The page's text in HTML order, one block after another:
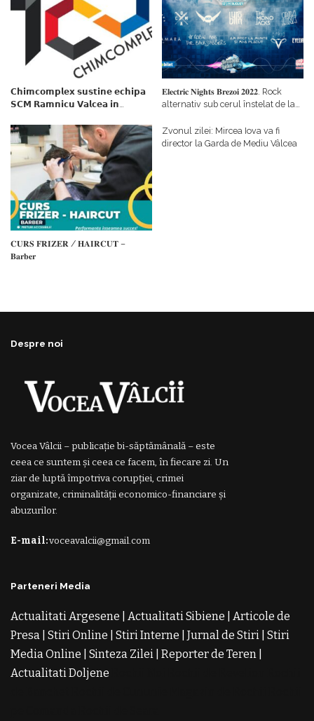
𝗖𝗵𝗶𝗺𝗰𝗼𝗺𝗽𝗹𝗲𝘅 𝘀𝘂𝘀𝘁𝗶𝗻𝗲 𝗲𝗰𝗵𝗶𝗽𝗮
𝗦𝗖𝗠 𝗥𝗮𝗺𝗻𝗶𝗰𝘂 𝗩𝗮𝗹𝗰𝗲𝗮 𝗶𝗻
𝗳𝗶𝗻𝗮𝗻𝘁𝗮𝘁𝗼𝗿
𝐄𝐥𝐞𝐜𝐭𝐫𝐢𝐜 𝐍𝐢𝐠𝐡𝐭𝐬 𝐁𝐫𝐞𝐳𝐨𝐢 𝟐𝟎𝟐𝟐. Rock
alternativ sub cerul înstelat de la
𝐂𝐔𝐑𝐒 𝐅𝐑𝐈𝐙𝐄𝐑 / 𝐇𝐀𝐈𝐑𝐂𝐔𝐓 –
𝐁𝐚𝐫𝐛𝐞𝐫
Zvonul zilei: Mircea Iova va fi
director la Garda de Mediu Vâlcea
Despre noi
Vocea Vâlcii – publicație bi-săptămânală – este
ceea ce suntem și ceea ce facem, în fiecare zi. Un
ziar de luptă împotriva corupției, crimei
organizate, criminalității economico-financiare și
abuzurilor.
E-mail:voceavalcii@gmail.com
Parteneri Media
Actualitati Argesene Actualitati Sibiene
Articole de
Presa Stiri Online Stiri Interne Jurnal de Stiri Stiri
Media Online
Sinteza Zilei Reporter de Teren
Actualitati Doljene